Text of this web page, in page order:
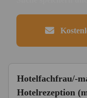
Hotelfachfrau/-
Hotelrezeption